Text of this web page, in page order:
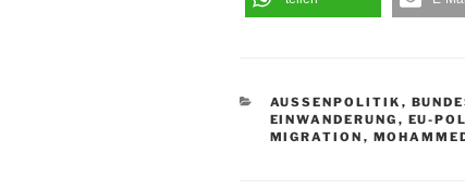
KATEGORIEN
AUSSENPOLITIK ,
EINWANDERUNG , EU-
MIGRATION ,